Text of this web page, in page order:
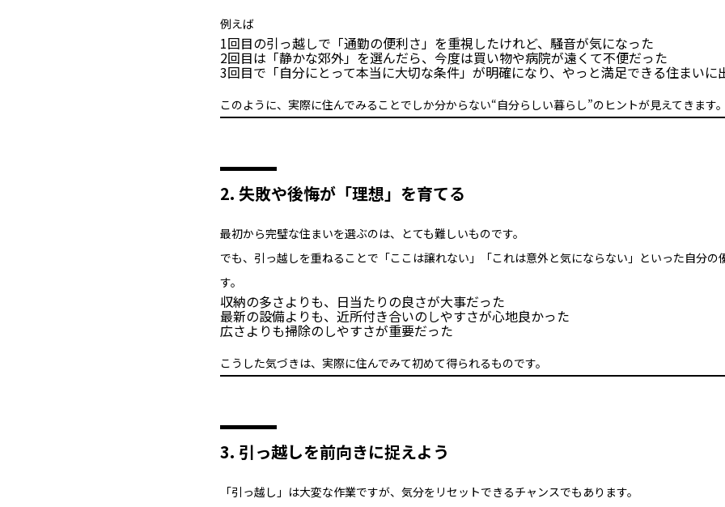
例えば――
1回目の引っ越しで「通勤の便利さ」を重視したけれど、騒音が気になった
2回目は「静かな郊外」を選んだら、今度は買い物や病院が遠くて不便だった
3回目で「自分にとって本当に大切な条件」が明確になり、やっと満足できる住まいに
このように、実際に住んでみることでしか分からない“自分らしい暮らし”のヒントが見えてきます。
2. 失敗や後悔が「理想」を育てる
最初から完璧な住まいを選ぶのは、とても難しいものです。
でも、引っ越しを重ねることで「ここは譲れない」「これは意外と気にならない」といった自分の
す。
収納の多さよりも、日当たりの良さが大事だった
最新の設備よりも、近所付き合いのしやすさが心地良かった
広さよりも掃除のしやすさが重要だった
こうした気づきは、実際に住んでみて初めて得られるものです。
3. 引っ越しを前向きに捉えよう
「引っ越し」は大変な作業ですが、気分をリセットできるチャンスでもあります。